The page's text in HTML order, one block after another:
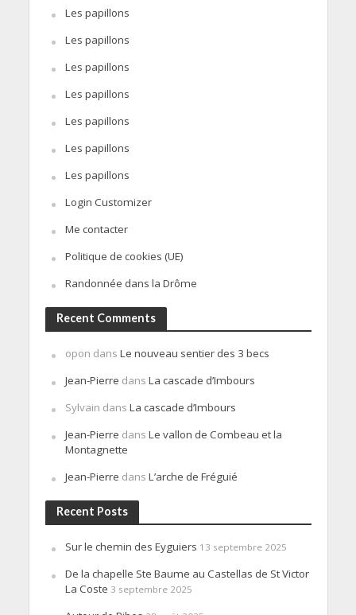
Les papillons
Les papillons
Les papillons
Les papillons
Les papillons
Les papillons
Les papillons
Login Customizer
Me contacter
Politique de cookies (UE)
Randonnée dans la Drôme
Recent Comments
opon dans Le nouveau sentier des 3 becs
Jean-Pierre dans La cascade d’Imbours
Sylvain dans La cascade d’Imbours
Jean-Pierre dans Le vallon de Combeau et la
Montagnette
Jean-Pierre dans L’arche de Fréguié
Recent Posts
Sur le chemin des Eyguiers 13 septembre 2025
De la chapelle Ste Baume au Castellas de St Victor
La Coste 3 septembre 2025